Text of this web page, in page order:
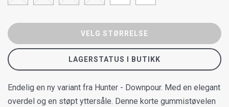
VELG STØRRELSE
LAGERSTATUS I BUTIKK
Endelig en ny variant fra Hunter - Downpour. Med en elegant
overdel og en støpt yttersåle. Denne korte gummistøvelen